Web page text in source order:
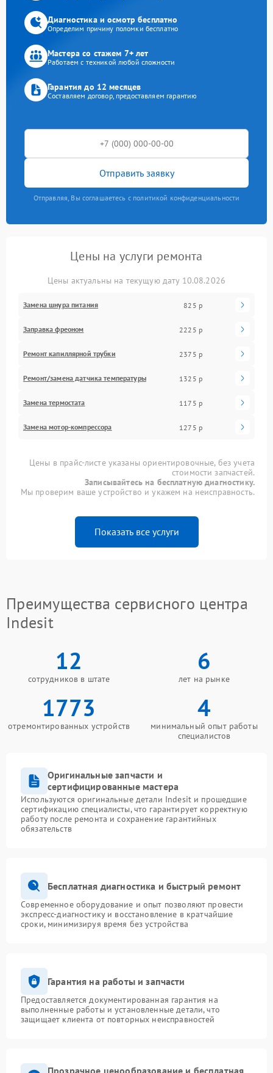
Диагностика и осмотр бесплатно
Определим причину поломки бесплатно
Мастера со стажем 7+ лет
Работаем с техникой любой сложности
Гарантия до 12 месяцев
Составляем договор, предоставляем гарантию
Отправить заявку
Отправляя, Вы соглашаетесь с политикой конфиденциальности
Цены на услуги ремонта
Цены актуальны на текущую дату 10.08.2026
Замена шнура питания 825 р
Заправка фреоном 2225 р
Ремонт капиллярной трубки 2375 р
Ремонт/замена датчика температуры 1325 р
Замена термостата 1175 р
Замена мотор-компрессора 1275 р
Цены в прайс-листе указаны ориентировочные, без учета
стоимости запчастей.
Записывайтесь на бесплатную диагностику.
Мы проверим ваше устройство и укажем на неисправность.
Показать все услуги
Преимущества сервисного центра
Indesit
12
сотрудников в штате
6
лет на рынке
1773
отремонтированных устройств
4
минимальный опыт работы
специалистов
Оригинальные запчасти и
сертифицированные мастера
Используются оригинальные детали Indesit и прошедшие
сертификацию специалисты, что гарантирует корректную
работу после ремонта и сохранение гарантийных
обязательств
Бесплатная диагностика и быстрый ремонт
Современное оборудование и опыт позволяют провести
экспресс-диагностику и восстановление в кратчайшие
сроки, минимизируя время без устройства
Гарантия на работы и запчасти
Предоставляется документированная гарантия на
выполненные работы и установленные детали, что
защищает клиента от повторных неисправностей